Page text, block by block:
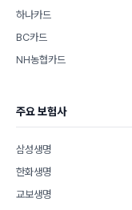
하나카드
BC카드
NH농협카드
주요 보험사
삼성생명
한화생명
교보생명